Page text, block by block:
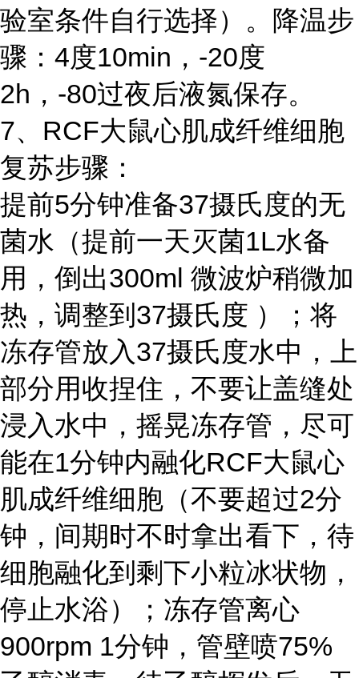
验室条件自行选择）。降温步
骤：4度10min，-20度
2h，-80过夜后液氮保存。
7、RCF大鼠心肌成纤维细胞
复苏步骤：
提前5分钟准备37摄氏度的无
菌水（提前一天灭菌1L水备
用，倒出300ml 微波炉稍微加
热，调整到37摄氏度 ）；将
冻存管放入37摄氏度水中，上
部分用收捏住，不要让盖缝处
浸入水中，摇晃冻存管，尽可
能在1分钟内融化RCF大鼠心
肌成纤维细胞（不要超过2分
钟，间期时不时拿出看下，待
细胞融化到剩下小粒冰状物，
停止水浴）；冻存管离心
900rpm 1分钟，管壁喷75%